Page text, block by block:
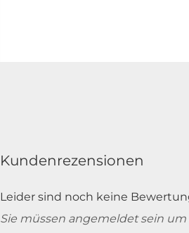
Kundenrezensionen
Leider sind noch keine
Sie müssen angemeldet sein